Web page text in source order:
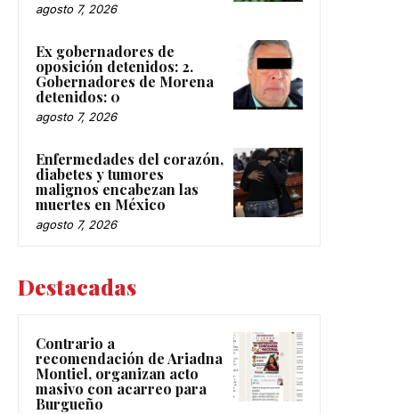
agosto 7, 2026
Ex gobernadores de
oposición detenidos: 2.
Gobernadores de Morena
detenidos: 0
agosto 7, 2026
Enfermedades del corazón,
diabetes y tumores
malignos encabezan las
muertes en México
agosto 7, 2026
Destacadas
Contrario a
recomendación de Ariadna
Montiel, organizan acto
masivo con acarreo para
Burgueño